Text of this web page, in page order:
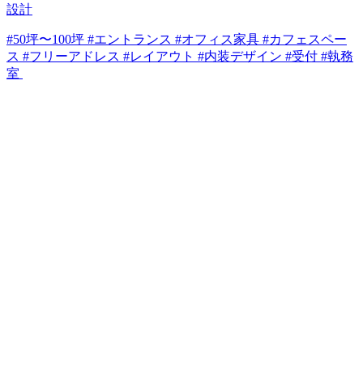
設計
#50坪〜100坪 #エントランス #オフィス家具 #カフェスペー
ス #フリーアドレス #レイアウト #内装デザイン #受付 #執務
室